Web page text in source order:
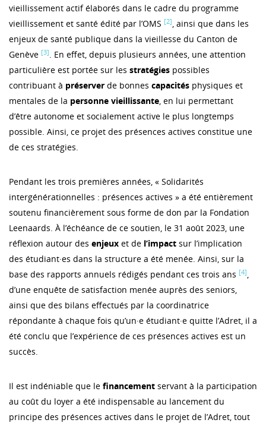
vieillissement actif élaborés dans le cadre du programme
vieillissement et santé édité par l’OMS [2], ainsi que dans les
enjeux de santé publique dans la vieillesse du Canton de
Genève [3]. En effet, depuis plusieurs années, une attention
particulière est portée sur les stratégies possibles
contribuant à préserver de bonnes capacités physiques et
mentales de la personne vieillissante, en lui permettant
d’être autonome et socialement active le plus longtemps
possible. Ainsi, ce projet des présences actives constitue une
de ces stratégies.
Pendant les trois premières années, « Solidarités
intergénérationnelles : présences actives » a été entièrement
soutenu financièrement sous forme de don par la Fondation
Leenaards. À l’échéance de ce soutien, le 31 août 2023, une
réflexion autour des enjeux et de l’impact sur l’implication
des étudiant·es dans la structure a été menée. Ainsi, sur la
base des rapports annuels rédigés pendant ces trois ans [4],
d’une enquête de satisfaction menée auprès des seniors,
ainsi que des bilans effectués par la coordinatrice
répondante à chaque fois qu’un·e étudiant·e quitte l’Adret, il a
été conclu que l’expérience de ces présences actives est un
succès.
Il est indéniable que le financement servant à la participation
au coût du loyer a été indispensable au lancement du
principe des présences actives dans le projet de l’Adret, tout